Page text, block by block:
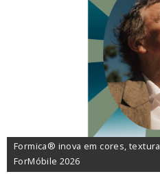
Formica® inova em cores,
ForMóbile 2026